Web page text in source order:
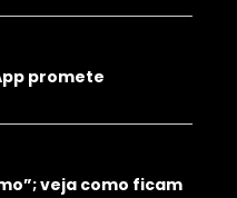
promete
veja como ficam